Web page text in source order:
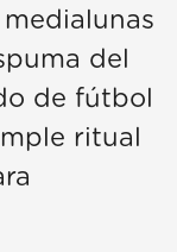
del
de fútbol
ritual